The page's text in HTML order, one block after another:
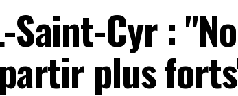
Saint-Cyr :
plus